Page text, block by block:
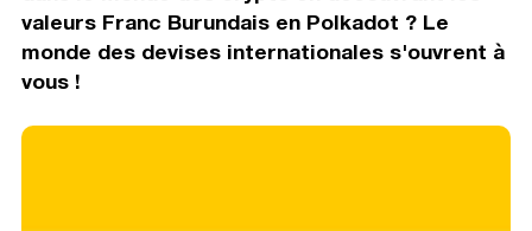
valeurs Franc Burundais en Polkadot ? Le
monde des devises internationales s'ouvrent à
vous !